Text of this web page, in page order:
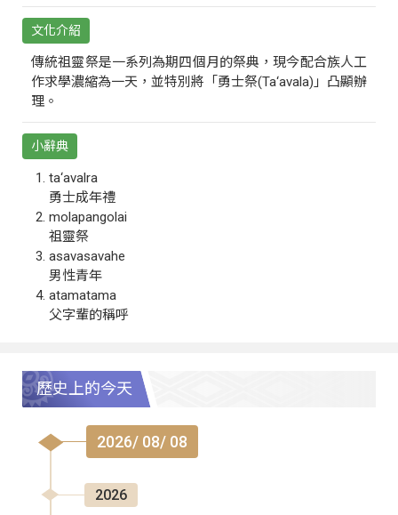
文化介紹
傳統祖靈祭是一系列為期四個月的祭典，現今配合族人工
作求學濃縮為一天，並特別將「勇士祭(Ta‘avala)」凸顯辦
理。
小辭典
ta‘avalra
勇士成年禮
molapangolai
祖靈祭
asavasavahe
男性青年
atamatama
父字輩的稱呼
歷史上的今天
2026/ 08/ 08
2026